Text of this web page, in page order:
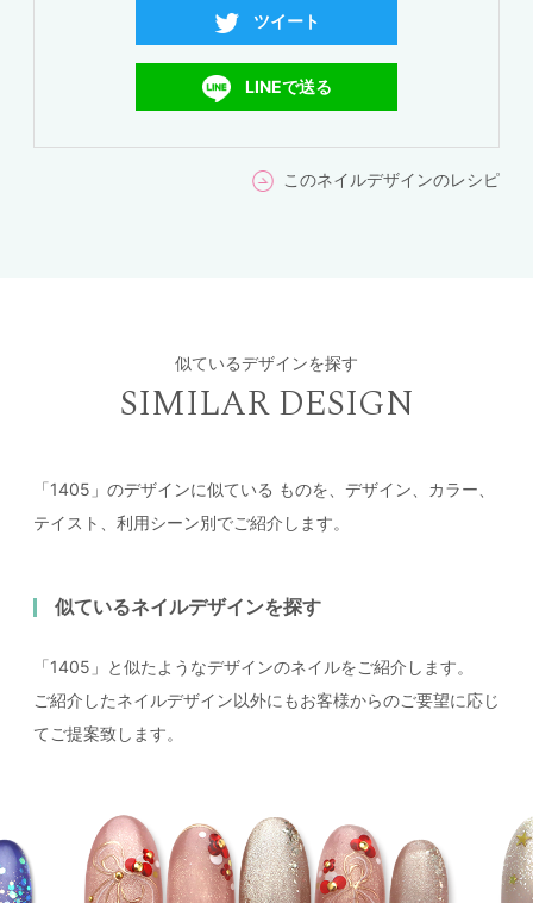
ツイート
LINEで送る
このネイルデザインのレシピ
似ているデザインを探す
SIMILAR DESIGN
「1405」のデザインに似ている ものを、デザイン、カラー、
テイスト、利用シーン別でご紹介します。
似ているネイルデザインを探す
「1405」と似たようなデザインのネイルをご紹介します。
ご紹介したネイルデザイン以外にもお客様からのご要望に応じ
てご提案致します。